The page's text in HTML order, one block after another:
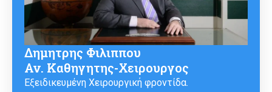
Δημητρης Φιλιππου
Αν. Καθηγητης-Χειρουργος
Εξειδικευμένη Χειρουργική φροντίδα.